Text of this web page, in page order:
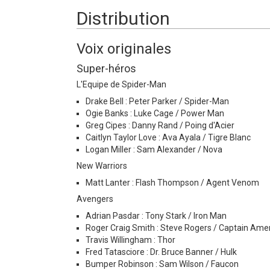
Distribution
Voix originales
Super-héros
L'Equipe de Spider-Man
Drake Bell : Peter Parker / Spider-Man
Ogie Banks : Luke Cage / Power Man
Greg Cipes : Danny Rand / Poing d'Acier
Caitlyn Taylor Love : Ava Ayala / Tigre Blanc
Logan Miller : Sam Alexander / Nova
New Warriors
Matt Lanter : Flash Thompson / Agent Venom
Avengers
Adrian Pasdar : Tony Stark / Iron Man
Roger Craig Smith : Steve Rogers / Captain
Travis Willingham : Thor
Fred Tatasciore : Dr. Bruce Banner / Hulk
Bumper Robinson : Sam Wilson / Faucon